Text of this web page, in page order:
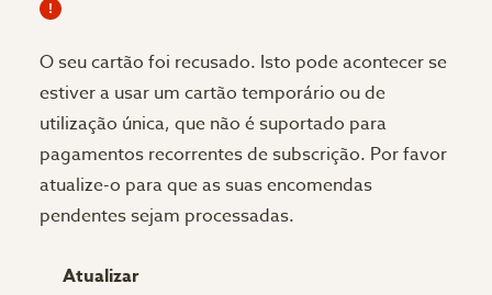
O seu cartão foi recusado. Isto pode acontecer se
estiver a usar um cartão temporário ou de
utilização única, que não é suportado para
pagamentos recorrentes de subscrição. Por favor
atualize-o para que as suas encomendas
pendentes sejam processadas.
Atualizar